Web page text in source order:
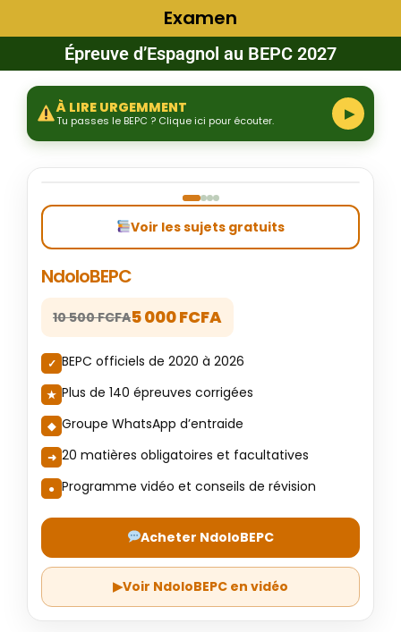
Examen
Épreuve d’Espagnol au BEPC 2027
À LIRE URGEMMENT
Tu passes le BEPC ? Clique ici pour écouter. ▶
Voir les sujets gratuits
NdoloBEPC
10 500 FCFA5 000 FCFA
BEPC officiels de 2020 à 2026
Plus de 140 épreuves corrigées
Groupe WhatsApp d’entraide
20 matières obligatoires et facultatives
Programme vidéo et conseils de révision
Acheter NdoloBEPC
▶Voir NdoloBEPC en vidéo